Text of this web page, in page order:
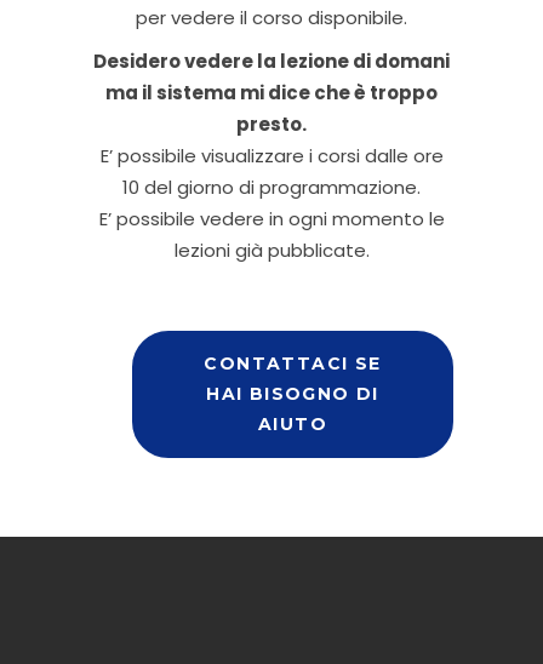
per vedere il corso disponibile.
Desidero vedere la lezione di domani
ma il sistema mi dice che è troppo
presto.
E’ possibile visualizzare i corsi dalle ore
10 del giorno di programmazione.
E’ possibile vedere in ogni momento le
lezioni già pubblicate.
CONTATTACI SE
HAI BISOGNO DI
AIUTO